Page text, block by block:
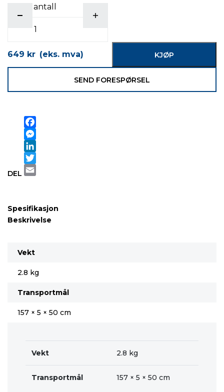
1,57 m antall
KJØP
649 kr (eks. mva)
SEND FORESPØRSEL
DEL
Facebook
Messenger
LinkedIn
Twitter
Spesifikasjon
Beskrivelse
Vekt
2.8 kg
Transportmål
157 × 5 × 50 cm
Vekt 2.8 kg
Transportmål 157 × 5 × 50 cm